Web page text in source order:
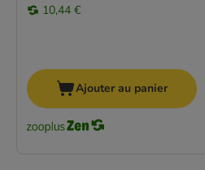
10,44 €
Ajouter au panier